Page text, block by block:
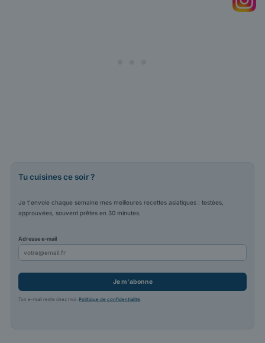
Tu cuisines ce soir ?
Je t'envoie chaque semaine mes meilleures recettes asiatiques : testées,
approuvées, souvent prêtes en 30 minutes.
Adresse e-mail
Je m'abonne
Ton e-mail reste chez moi.Politique de confidentialité .